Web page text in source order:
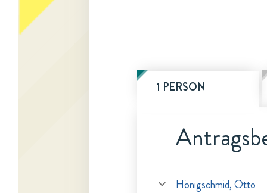
1 PERSON
Hönigschmid, Otto